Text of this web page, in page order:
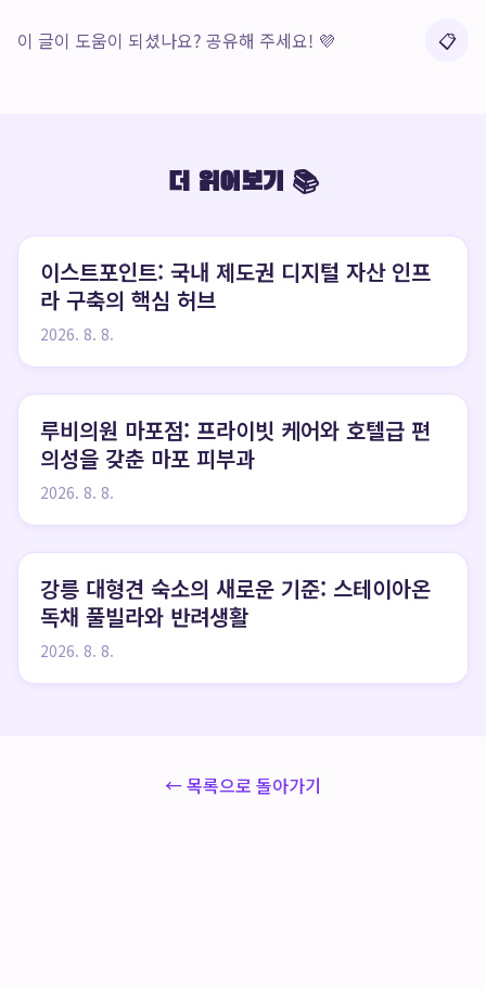
이 글이 도움이 되셨나요? 공유해 주세요! 💜 📋
더 읽어보기 📚
이스트포인트: 국내 제도권 디지털 자산 인프
라 구축의 핵심 허브
2026. 8. 8.
루비의원 마포점: 프라이빗 케어와 호텔급 편
의성을 갖춘 마포 피부과
2026. 8. 8.
강릉 대형견 숙소의 새로운 기준: 스테이아온
독채 풀빌라와 반려생활
2026. 8. 8.
← 목록으로 돌아가기